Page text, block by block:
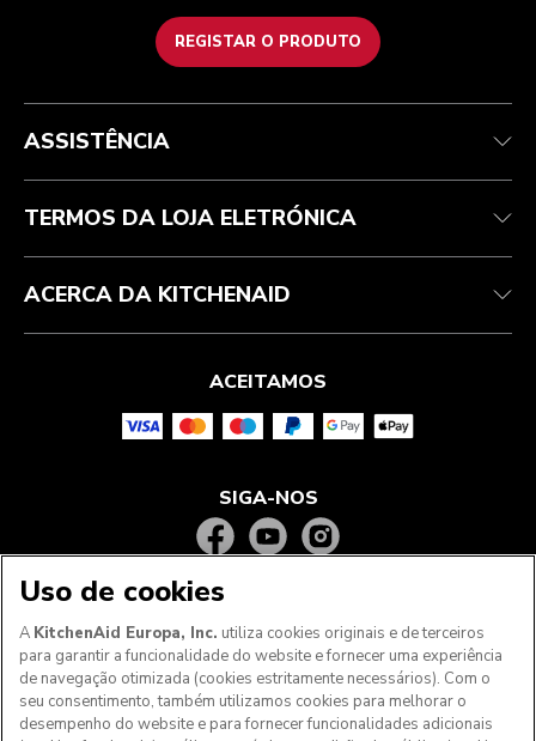
REGISTAR O PRODUTO
Health Check
Atendimento ao cliente
Acompanhar a sua encomenda
Garantia e documentos
Perguntas frequentes
Termos e condições
Envio e entrega
Devoluções e reembolsos
Marca
ODR
A marca
A nossa história
ASSISTÊNCIA
TERMOS DA LOJA ELETRÓNICA
ACERCA DA KITCHENAID
ACEITAMOS
SIGA-NOS
Uso de cookies
A KitchenAid Europa, Inc. utiliza cookies originais e de terceiros
para garantir a funcionalidade do website e fornecer uma experiência
de navegação otimizada (cookies estritamente necessários). Com o
seu consentimento, também utilizamos cookies para melhorar o
desempenho do website e para fornecer funcionalidades adicionais